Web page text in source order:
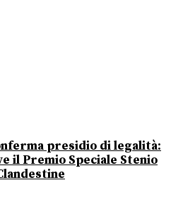
presidio di legalità:
il Premio Speciale Stenio